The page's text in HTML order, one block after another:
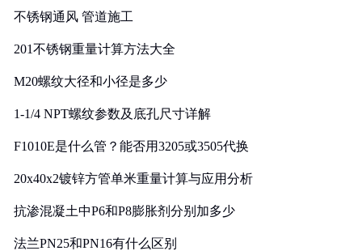
不锈钢通风 管道施工
201不锈钢重量计算方法大全
M20螺纹大径和小径是多少
1-1/4 NPT螺纹参数及底孔尺寸详解
F1010E是什么管？能否用3205或3505代换
20x40x2镀锌方管单米重量计算与应用分析
抗渗混凝土中P6和P8膨胀剂分别加多少
法兰PN25和PN16有什么区别